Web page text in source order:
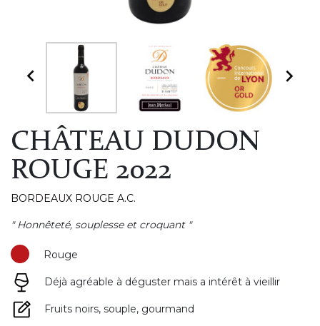
 
CHÂTEAU DUDON
ROUGE 2022
BORDEAUX ROUGE A.C.
" Honnêteté, souplesse et croquant "
Rouge
Déjà agréable à déguster mais a intérêt à vieillir
Fruits noirs, souple, gourmand